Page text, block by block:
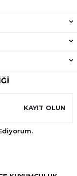
KAYIT OLUN